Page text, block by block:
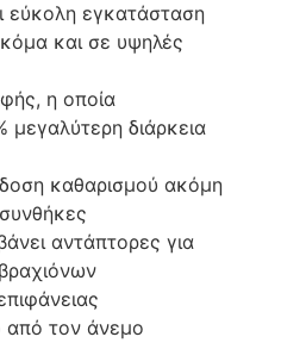
εύκολη εγκατάσταση
και σε υψηλές
η οποία
μεγαλύτερη διάρκεια
καθαρισμού ακόμη
αντάπτορες για
από τον άνεμο